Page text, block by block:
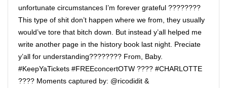
unfortunate circumstances I’m forever grateful ????????
This type of shit don’t happen where we from, they usually
would’ve tore that bitch down. But instead y’all helped me
write another page in the history book last night. Preciate
y’all for understanding???????? From, Baby.
#KeepYaTickets #FREEconcertOTW ???? #CHARLOTTE
???? Moments captured by: @ricodidit &